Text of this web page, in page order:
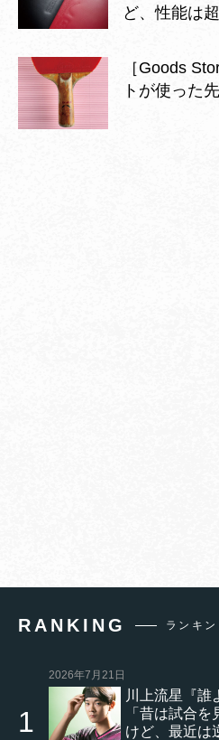
ど、性能は
［Goods
トが使った
RANKING ランキン
2026年7月21日
川上流星『
「昔は試合
けど、最近は